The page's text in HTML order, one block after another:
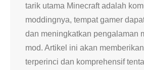
tarik utama Minecraft adalah
moddingnya, tempat gamer
dan meningkatkan pengalaman
mod. Artikel ini akan
terperinci dan komprehensif